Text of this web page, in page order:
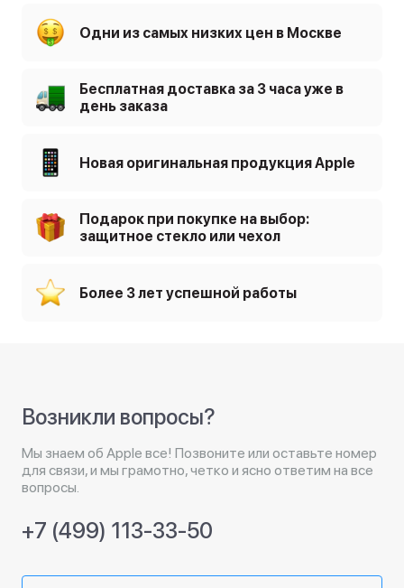
Одни из самых низких цен в Москве
Бесплатная доставка за 3 часа уже в
день заказа
Новая оригинальная продукция Apple
Подарок при покупке на выбор:
защитное стекло или чехол
Более 3 лет успешной работы
Возникли вопросы?
Мы знаем об Apple все! Позвоните или оставьте номер
для связи, и мы грамотно, четко и ясно ответим на все
вопросы.
+7 (499) 113-33-50